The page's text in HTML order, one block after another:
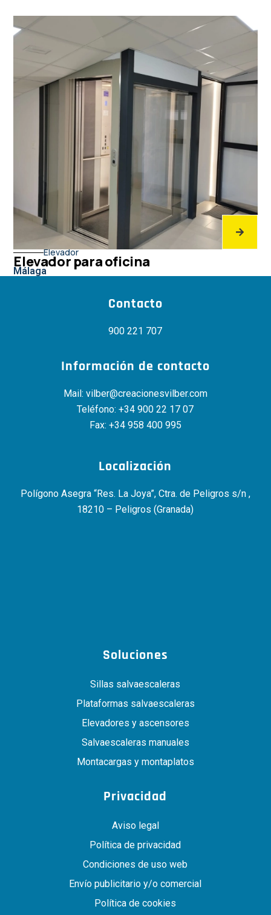
Elevador
Elevador para oficina
Málaga
Contacto
900 221 707
Información de contacto
Mail: vilber@creacionesvilber.com
Teléfono:+34 900 22 17 07
Fax: +34 958 400 995
Localización
Polígono Asegra “Res. La Joya”, Ctra. de Peligros s/n ,
18210 – Peligros (Granada)
Soluciones
Sillas salvaescaleras
Plataformas salvaescaleras
Elevadores y ascensores
Salvaescaleras manuales
Montacargas y montaplatos
Privacidad
Aviso legal
Política de privacidad
Condiciones de uso web
Envío publicitario y/o comercial
Política de cookies